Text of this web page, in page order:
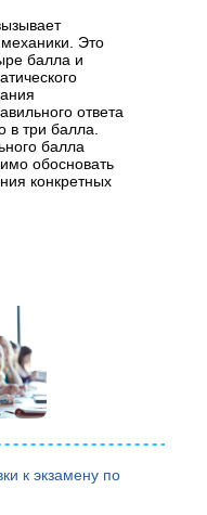
Это
балла и
ответа
в три балла.
балла
обосновать
конкретных
к экзамену по